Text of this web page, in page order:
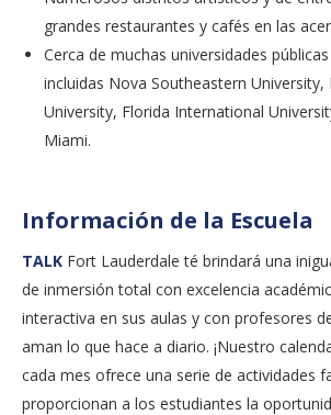
grandes restaurantes y cafés en las
Cerca de muchas universidades
incluidas Nova Southeastern University,
University, Florida International
Miami.
Información de la Escuela
TALK Fort Lauderdale té brindará una
de inmersión total con excelencia
interactiva en sus aulas y con profesores
aman lo que hace a diario. ¡Nuestro
cada mes ofrece una serie de actividades
proporcionan a los estudiantes la